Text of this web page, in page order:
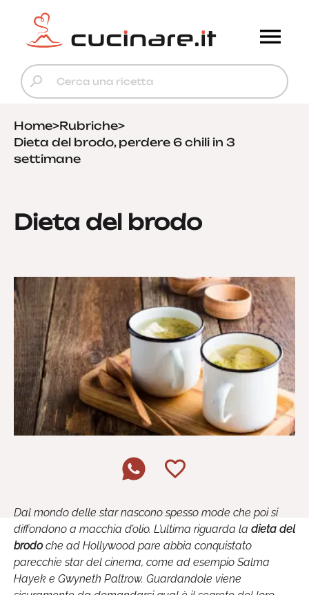
Home>Rubriche>
Dieta del brodo, perdere 6 chili in 3
settimane
Dieta del brodo
Dal mondo delle star nascono spesso mode che poi si
diffondono a macchia d’olio. L’ultima riguarda la dieta del
brodoche ad Hollywood pare abbia conquistato
parecchie star del cinema, come ad esempio Salma
Hayek e Gwyneth Paltrow. Guardandole viene